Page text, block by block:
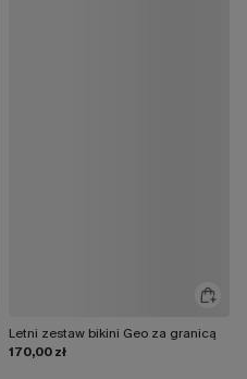
Letni zestaw bikini Geo za granicą
170,00 zł